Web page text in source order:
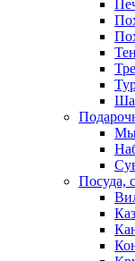
Посуда,